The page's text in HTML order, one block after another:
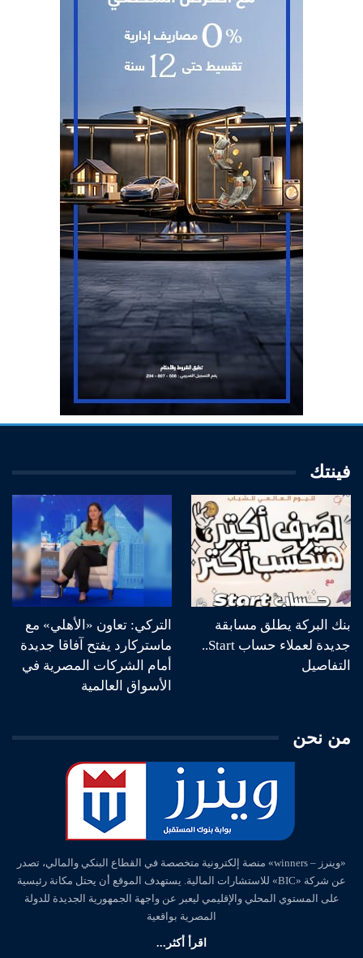
فينتك
بنك البركة يطلق مسابقة
جديدة لعملاء حساب Start..
التفاصيل
التركي: تعاون «الأهلي» مع
ماستركارد يفتح آفاقا جديدة
أمام الشركات المصرية في
الأسواق العالمية
من نحن
«وينرز – winners» منصة إلكترونية متخصصة في القطاع البنكي والمالي، تصدر
عن شركة «BIC» للاستشارات المالية. يستهدف الموقع أن يحتل مكانة رئيسية
على المستوي المحلي والإقليمي ليعبر عن واجهة الجمهورية الجديدة للدولة
المصرية بواقعية
اقرأ أكثر...